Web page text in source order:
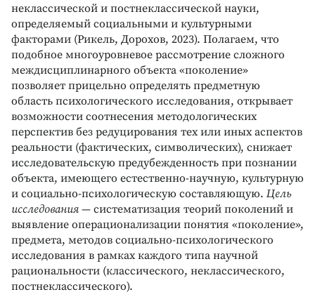
неклассической и постнеклассической науки,
определяемый социальными и культурными
факторами (Рикель, Дорохов, 2023). Полагаем, что
подобное многоуровневое рассмотрение сложного
междисциплинарного объекта «поколение»
позволяет прицельно определять предметную
область психологического исследования, открывает
возможности соотнесения методологических
перспектив без редуцирования тех или иных аспектов
реальности (фактических, символических), снижает
исследовательскую предубежденность при познании
объекта, имеющего естественно-научную, культурную
и социально-психологическую составляющую. Цель
исследования — систематизация теорий поколений и
выявление операционализации понятия «поколение»,
предмета, методов социально-психологического
исследования в рамках каждого типа научной
рациональности (классического, неклассического,
постнеклассического).